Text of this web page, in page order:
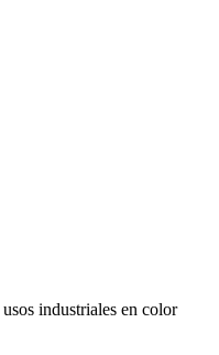
industriales en color